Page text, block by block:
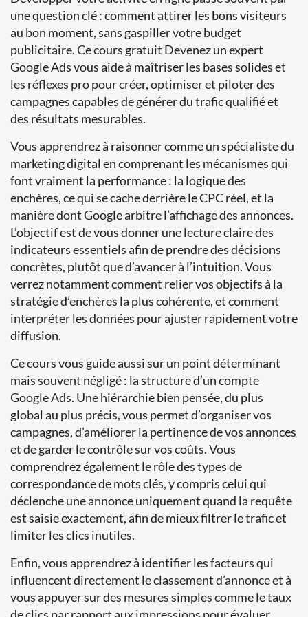
une question clé : comment attirer les bons visiteurs
au bon moment, sans gaspiller votre budget
publicitaire. Ce cours gratuit Devenez un expert
Google Ads vous aide à maîtriser les bases solides et
les réflexes pro pour créer, optimiser et piloter des
campagnes capables de générer du trafic qualifié et
des résultats mesurables.
Vous apprendrez à raisonner comme un spécialiste du
marketing digital en comprenant les mécanismes qui
font vraiment la performance : la logique des
enchères, ce qui se cache derrière le CPC réel, et la
manière dont Google arbitre l’affichage des annonces.
L’objectif est de vous donner une lecture claire des
indicateurs essentiels afin de prendre des décisions
concrètes, plutôt que d’avancer à l’intuition. Vous
verrez notamment comment relier vos objectifs à la
stratégie d’enchères la plus cohérente, et comment
interpréter les données pour ajuster rapidement votre
diffusion.
Ce cours vous guide aussi sur un point déterminant
mais souvent négligé : la structure d’un compte
Google Ads. Une hiérarchie bien pensée, du plus
global au plus précis, vous permet d’organiser vos
campagnes, d’améliorer la pertinence de vos annonces
et de garder le contrôle sur vos coûts. Vous
comprendrez également le rôle des types de
correspondance de mots clés, y compris celui qui
déclenche une annonce uniquement quand la requête
est saisie exactement, afin de mieux filtrer le trafic et
limiter les clics inutiles.
Enfin, vous apprendrez à identifier les facteurs qui
influencent directement le classement d’annonce et à
vous appuyer sur des mesures simples comme le taux